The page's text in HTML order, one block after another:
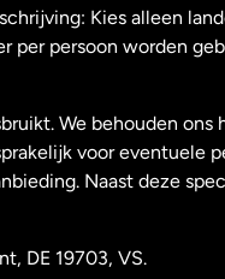
Kies alleen
per persoon worden
We behouden
voor eventuele
Naast deze
DE 19703, VS.